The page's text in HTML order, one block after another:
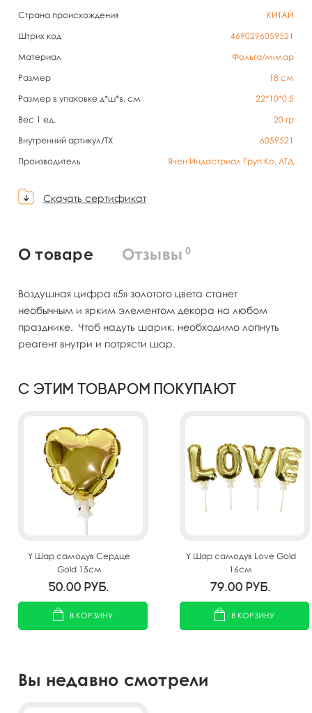
Страна происхождения
КИТАЙ
Штрих код
4690296059521
Материал
Фольга/милар
Размер
18 см
Размер в упаковке д*ш*в, см
22*10*0,5
Вес 1 ед.
20 гр
Внутренний артикул/TX
6059521
Производитель
Ячен Индастриал Груп Ко, ЛТД
Скачать сертификат
О товаре Отзывы 0
Воздушная цифра «5» золотого цвета станет
необычным и ярким элементом декора на любом
празднике. Чтоб надуть шарик, необходимо лопнуть
реагент внутри и потрясти шар.
С этим товаром покупают
Y Шар самодув Сердце
Gold 15см
50.00 руб.
В КОРЗИНУ
Y Шар самодув Love Gold
16см
79.00 руб.
В КОРЗИНУ
Вы недавно смотрели